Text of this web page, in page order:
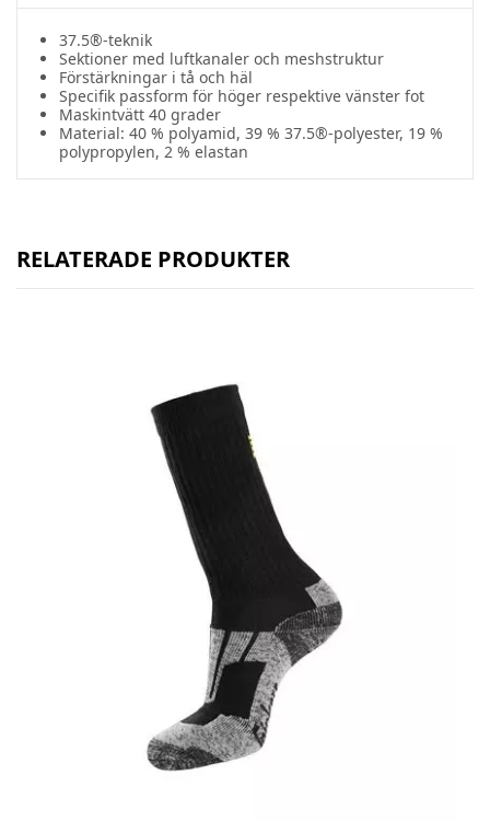
37.5®-teknik
Sektioner med luftkanaler och meshstruktur
Förstärkningar i tå och häl
Specifik passform för höger respektive vänster fot
Maskintvätt 40 grader
Material: 40 % polyamid, 39 % 37.5®-polyester, 19 %
polypropylen, 2 % elastan
RELATERADE PRODUKTER